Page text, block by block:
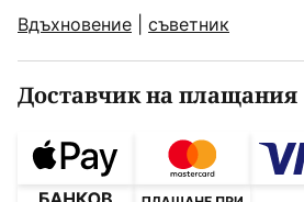
Вдъхновение
съветник
Доставчик на плащания